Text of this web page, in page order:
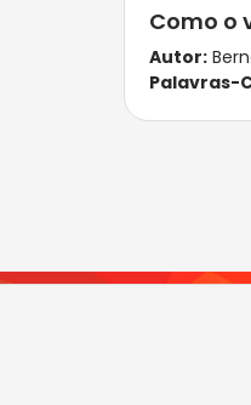
Como o
Autor:
Palavras-